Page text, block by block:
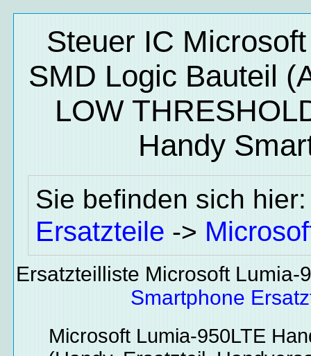
Steuer IC
SMD Logic Bauteil
LOW
Handy
Sie befinden sich
Ersatzteile ->
Ersatzteilliste Microsoft Lumia-
Smartphone
Microsoft Lumia-950LTE